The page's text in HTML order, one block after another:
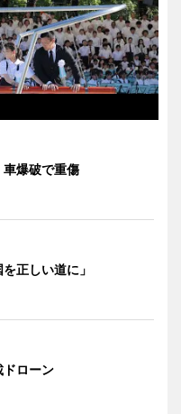
車爆破で重傷
正しい道に」
ドローン